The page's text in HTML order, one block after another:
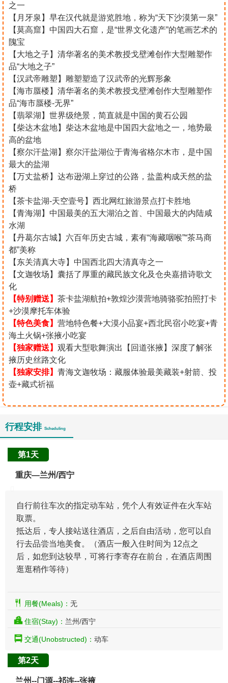
之一
【月牙泉】早在汉代就是游览胜地，称为“天下沙漠第一泉”
【莫高窟】中国四大石窟，是“世界文化遗产”的笔画艺术的
隗宝
【大地之子】清华著名的美术教授戈壁滩创作大型雕塑作
品“大地之子”
【汉武帝雕塑】雕塑塑造了汉武帝的光辉形象
【海市蜃楼】清华著名的美术教授戈壁滩创作大型雕塑作
品“海市蜃楼-无界”
【翡翠湖】世界级绝景，简直就是中国的黄石公园
【柴达木盆地】柴达木盆地是中国四大盆地之一，地势最
高的盆地
【察尔汗盐湖】察尔汗盐湖位于青海省格尔木市，是中国
最大的盐湖
【万丈盐桥】达布逊湖上穿过的公路，盐盖构成天然的盐
桥
【茶卡盐湖-天空壹号】西北网红旅游景点打卡胜地
【青海湖】中国最美的五大湖泊之首、中国最大的内陆咸
水湖
【丹葛尔古城】六百年历史古城，素有“海藏咽喉”“茶马商
都”美称
【东关清真大寺】中国西北四大清真寺之一
【文迦牧场】囊括了厚重的藏民族文化及仓央嘉措诗歌文
化
【特别赠送】 茶卡盐湖航拍+敦煌沙漠营地骑骆驼拍照打卡
+沙漠摩托车体验
【特色美食】 营地特色餐+大漠小品宴+西北民宿小吃宴+青
海土火锅+张掖小吃宴
【独家赠送】 观看大型歌舞演出【回道张掖】深度了解张
掖历史丝路文化
【独家安排】 青海文迦牧场：藏服体验最美藏装+射箭、投
壶+藏式祈福
行程安排 Scheduling
第1天
重庆—兰州/西宁
自行前往车次的指定动车站，凭个人有效证件在火车站
取票。
抵达后，专人接站送往酒店，之后自由活动，您可以自
行去品尝当地美食。（酒店一般入住时间为 12点之
后，如您到达较早，可将行李寄存在前台，在酒店周围
逛逛稍作等待）
用餐(Meals)： 无
住宿(Stay)： 兰州/西宁
交通(Unobstructed)： 动车
第2天
兰州--门源--祁连--张掖